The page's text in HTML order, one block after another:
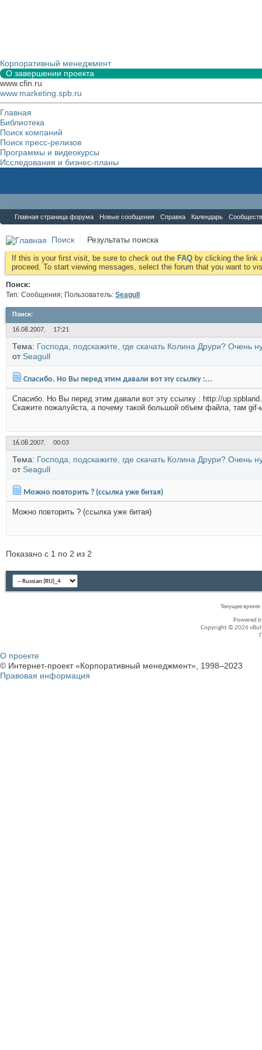
Корпоративный менеджмент
О завершении проекта
www.cfin.ru
www.marketing.spb.ru
Главная
Библиотека
Поиск компаний
Поиск пресс-релизов
Программы и видеокурсы
Исследования и бизнес-планы
Главная страница форума Новые сообщения Справка Календарь
Поиск Результаты поиска
If this is your first visit, be sure to check out the FAQ by clicking the link
proceed. To start viewing messages, select the forum that you want to
Поиск:
Тип: Сообщения; Пользователь: Seagull
Поиск:
16.08.2007, 17:21
Тема: Господа, подскажите, где скачать Колина Друри? Очень
от Seagull
Спасибо. Но Вы перед этим давали вот эту ссылку :...
Спасибо. Но Вы перед этим давали вот эту ссылку : http://
Скажите пожалуйста, а почему такой большой объем файла, там gif-
16.08.2007, 00:03
Тема: Господа, подскажите, где скачать Колина Друри? Очень
от Seagull
Можно повторить ? (ссылка уже битая)
Можно повторить ? (ссылка уже битая)
Показано с 1 по 2 из 2
Текущее время:
Powered
Copyright © 2026
О проекте
© Интернет-проект «Корпоративный менеджмент», 1998–2023
Правовая информация